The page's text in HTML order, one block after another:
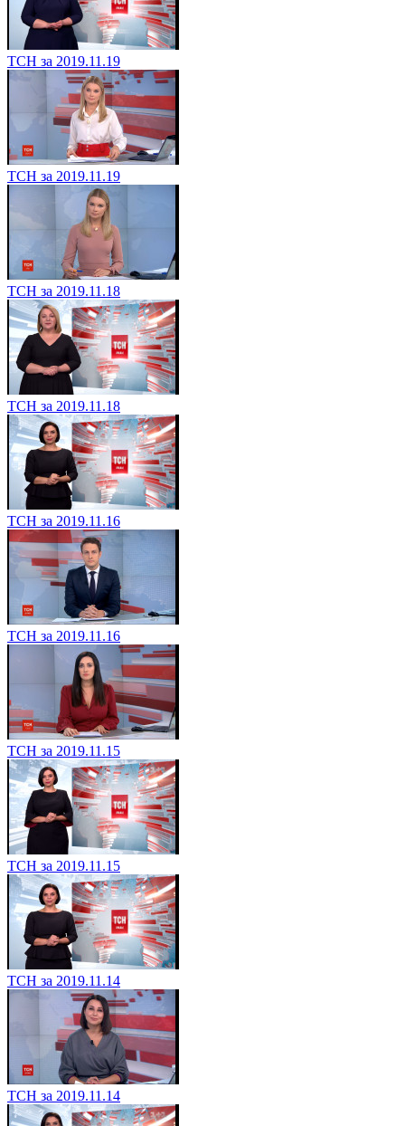
ТСН за 2019.11.19
ТСН за 2019.11.19
ТСН за 2019.11.18
ТСН за 2019.11.18
ТСН за 2019.11.16
ТСН за 2019.11.16
ТСН за 2019.11.15
ТСН за 2019.11.15
ТСН за 2019.11.14
ТСН за 2019.11.14